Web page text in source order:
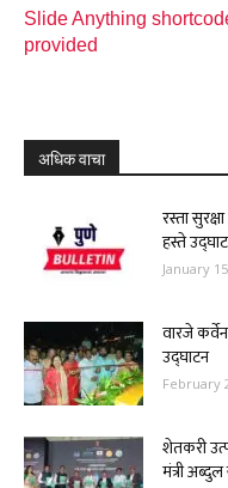
Slide Anything
provided
अधिक वाचा
रस्ता
हस्ते
January
वारजे
उद्घाटन
February
शेतकरी
मंत्री अब्दुल